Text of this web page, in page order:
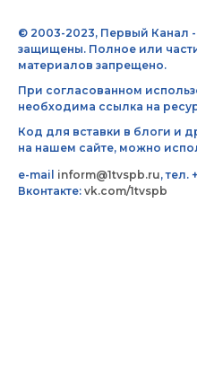
© 2003-2023, Первый Канал -
защищены. Полное или
материалов запрещено.
При согласованном
необходима ссылка на
Код для вставки в блоги и
на нашем сайте, можно
e-mail inform@1tvspb.ru, тел.
Вконтакте: vk.com/1tvspb